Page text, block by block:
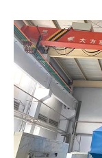
Беларуская
Kiswahili
Dansk
Norsk
O‘zbekcha